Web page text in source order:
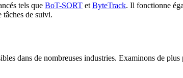
tels que BoT-SORT et ByteTrack. Il fonctionne
de suivi.
dans de nombreuses industries. Examinons de